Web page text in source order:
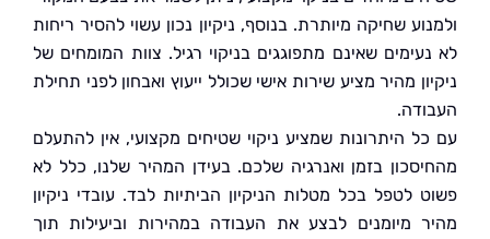
שחיקה מיותרת. בנוסף, ניקיון נכון עשוי להסיר ריחות
שאינם מתפוגגים בניקוי רגיל. צוות המומחים של
מהיר מציע שירות אישי שכולל ייעוץ ואבחון לפני תחילת
היתרונות שמציע ניקוי שטיחים מקצועי, אין להתעלם
בזמן ואנרגיה שלכם. בעידן המהיר שלנו, כלל לא
לטפל בכל מטלות הניקיון הביתיות לבד. עובדי ניקיון
מיומנים לבצע את העבודה במהירות וביעילות תוך